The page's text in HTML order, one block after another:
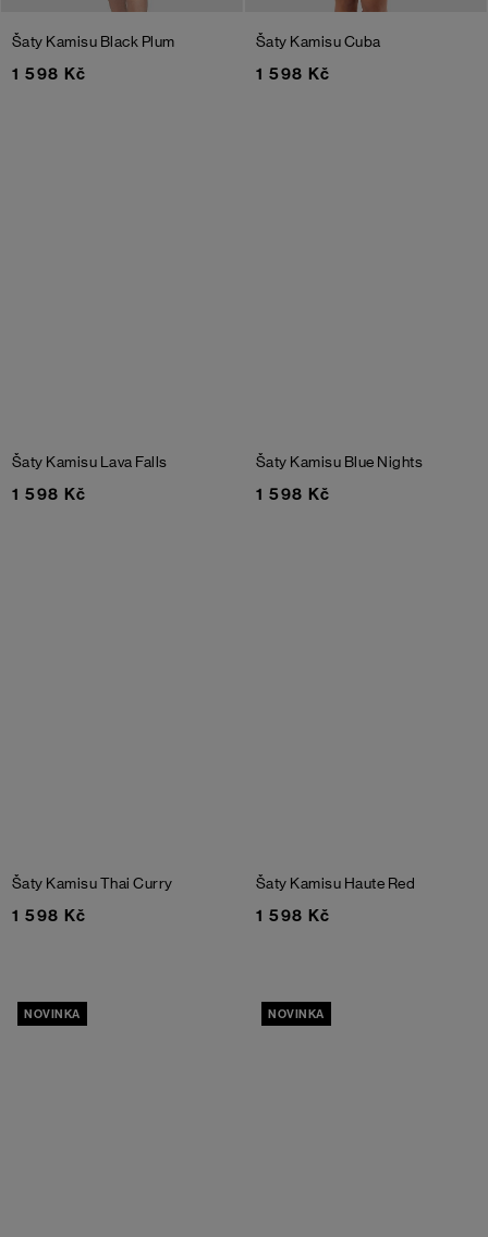
Šaty Kamisu Black Plum
1 598 Kč
Šaty KamisuCuba
1 598 Kč
Šaty Kamisu Lava Falls
1 598 Kč
Šaty Kamisu Blue Nights
1 598 Kč
Šaty KamisuThai Curry
1 598 Kč
Šaty Kamisu Haute Red
1 598 Kč
NOVINKA NOVINKA